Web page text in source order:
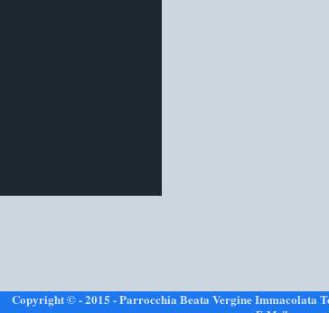
Copyright © - 2015 - Parrocchia Beata Vergine Immacolata